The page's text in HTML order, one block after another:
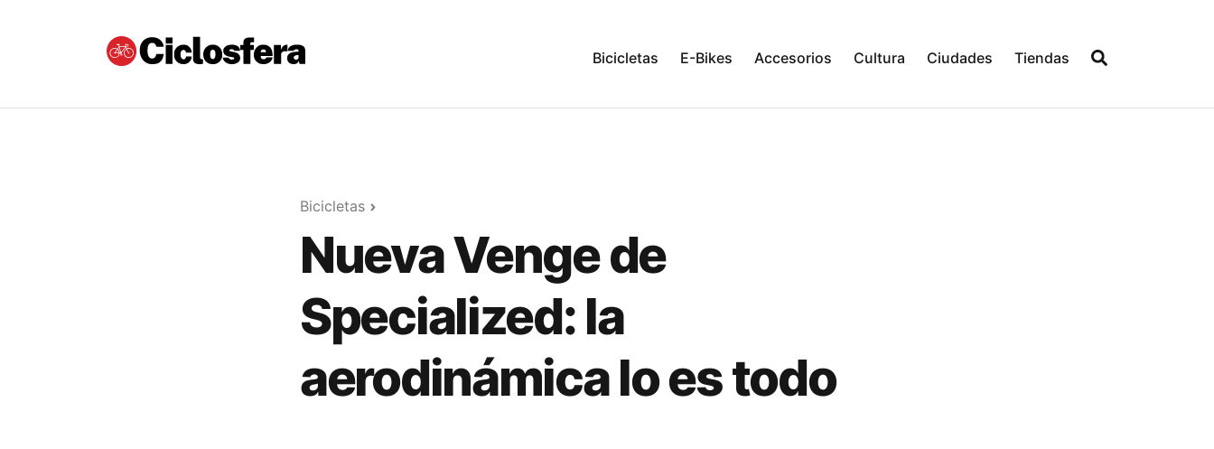
Bicicletas E-Bikes Accesorios Cultura Ciudades Tiendas
Bicicletas
Nueva Venge de
Specialized: la
aerodinámica lo es todo